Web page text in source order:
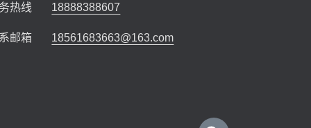
热线 18888388607
邮箱 18561683663@163.com